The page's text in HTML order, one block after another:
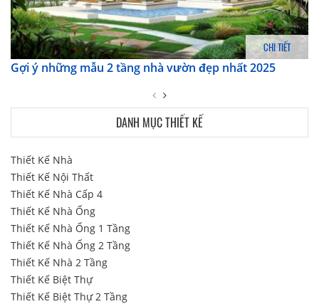
CHI TIẾT
Gợi ý những mẫu 2 tầng nhà vườn đẹp nhất 2025
DANH MỤC THIẾT KẾ
Thiết Kế Nhà
Thiết Kế Nội Thất
Thiết Kế Nhà Cấp 4
Thiết Kế Nhà Ống
Thiết Kế Nhà Ống 1 Tầng
Thiết Kế Nhà Ống 2 Tầng
Thiết Kế Nhà 2 Tầng
Thiết Kế Biệt Thự
Thiết Kế Biệt Thự 2 Tầng